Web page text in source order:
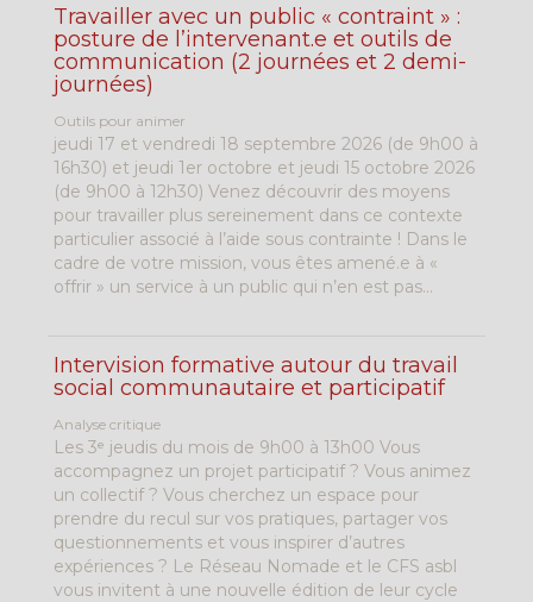
Travailler avec un public « contraint » :
posture de l’intervenant.e et outils de
communication (2 journées et 2 demi-
journées)
Outils pour animer
jeudi 17 et vendredi 18 septembre 2026 (de 9h00 à
16h30) et jeudi 1er octobre et jeudi 15 octobre 2026
(de 9h00 à 12h30) Venez découvrir des moyens
pour travailler plus sereinement dans ce contexte
particulier associé à l’aide sous contrainte ! Dans le
cadre de votre mission, vous êtes amené.e à «
offrir » un service à un public qui n’en est pas...
Intervision formative autour du travail
social communautaire et participatif
Analyse critique
Les 3ᵉ jeudis du mois de 9h00 à 13h00 Vous
accompagnez un projet participatif ? Vous animez
un collectif ? Vous cherchez un espace pour
prendre du recul sur vos pratiques, partager vos
questionnements et vous inspirer d’autres
expériences ? Le Réseau Nomade et le CFS asbl
vous invitent à une nouvelle édition de leur cycle